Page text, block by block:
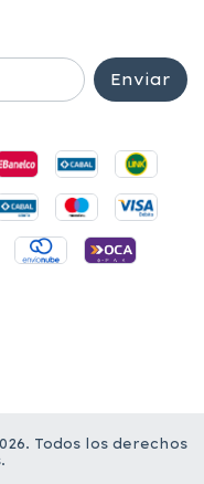
Todos los derechos